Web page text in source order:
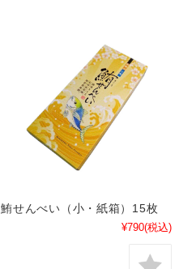
鮪せんべい（小・紙箱）15枚
¥790(税込)